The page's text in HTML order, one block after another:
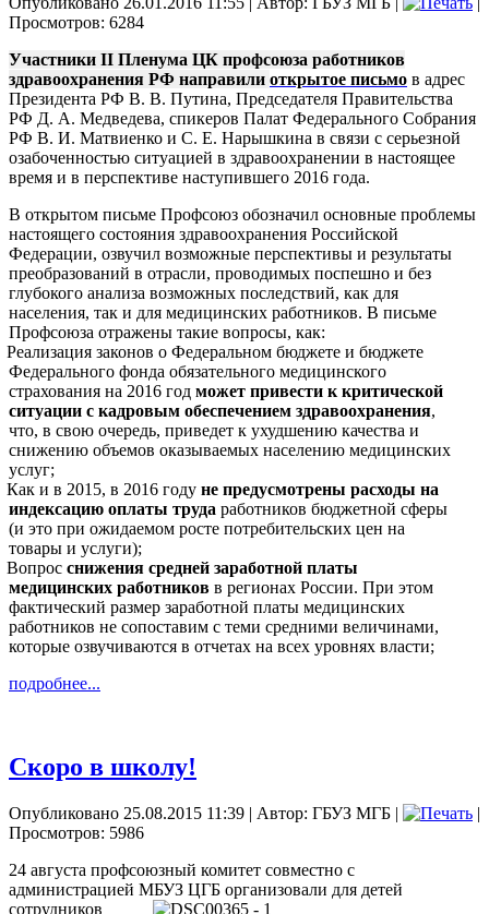
Просмотров: 6284
Участники II Пленума ЦК профсоюза работников
здравоохранения РФ направили открытое письмо в адрес
Президента РФ В. В. Путина, Председателя Правительства
РФ Д. А. Медведева, спикеров Палат Федерального Собрания
РФ В. И. Матвиенко и С. Е. Нарышкина в связи с серьезной
озабоченностью ситуацией в здравоохранении в настоящее
время и в перспективе наступившего 2016 года.
В открытом письме Профсоюз обозначил основные проблемы
настоящего состояния здравоохранения Российской
Федерации, озвучил возможные перспективы и результаты
преобразований в отрасли, проводимых поспешно и без
глубокого анализа возможных последствий, как для
населения, так и для медицинских работников. В письме
Профсоюза отражены такие вопросы, как:
Реализация законов о Федеральном бюджете и бюджете
Федерального фонда обязательного медицинского
страхования на 2016 год может привести к критической
ситуации с кадровым обеспечением здравоохранения,
что, в свою очередь, приведет к ухудшению качества и
снижению объемов оказываемых населению медицинских
услуг;
Как и в 2015, в 2016 году не предусмотрены расходы на
индексацию оплаты труда работников бюджетной сферы
(и это при ожидаемом росте потребительских цен на
товары и услуги);
Вопрос снижения средней заработной платы
медицинских работников в регионах России. При этом
фактический размер заработной платы медицинских
работников не сопоставим с теми средними величинами,
которые озвучиваются в отчетах на всех уровнях власти;
подробнее...
Скоро в школу!
Опубликовано 25.08.2015 11:39 | Автор: ГБУЗ МГБ |
|
Просмотров: 5986
24 августа профсоюзный комитет совместно с
администрацией МБУЗ ЦГБ организовали для детей
сотрудников